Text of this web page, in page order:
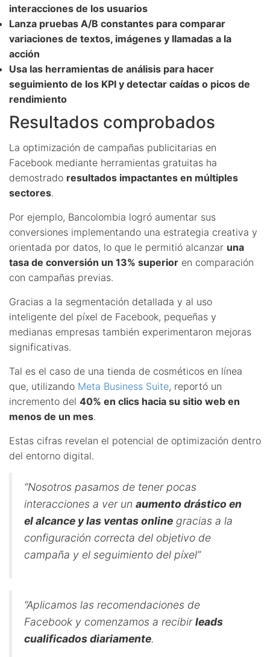
interacciones de los usuarios
Lanza pruebas A/B constantes para comparar
variaciones de textos, imágenes y llamadas a la
acción
Usa las herramientas de análisis para hacer
seguimiento de los KPI y detectar caídas o picos de
rendimiento
Resultados comprobados
La optimización de campañas publicitarias en
Facebook mediante herramientas gratuitas ha
demostrado resultados impactantes en múltiples
sectores.
Por ejemplo, Bancolombia logró aumentar sus
conversiones implementando una estrategia creativa y
orientada por datos, lo que le permitió alcanzar una
tasa de conversión un 13% superior en comparación
con campañas previas.
Gracias a la segmentación detallada y al uso
inteligente del píxel de Facebook, pequeñas y
medianas empresas también experimentaron mejoras
significativas.
Tal es el caso de una tienda de cosméticos en línea
que, utilizando Meta Business Suite, reportó un
incremento del 40% en clics hacia su sitio web en
menos de un mes.
Estas cifras revelan el potencial de optimización dentro
del entorno digital.
“Nosotros pasamos de tener pocas
interacciones a ver un aumento drástico en
el alcance y las ventas online gracias a la
configuración correcta del objetivo de
campaña y el seguimiento del píxel”
“Aplicamos las recomendaciones de
Facebook y comenzamos a recibirleads
cualificados diariamente.